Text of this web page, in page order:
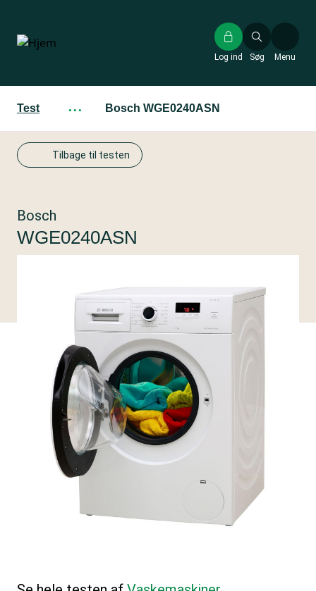
hovedindhold
Søg
Log ind Menu
Test ··· Bosch WGE0240ASN
Tilbage til testen
Bosch
WGE0240ASN